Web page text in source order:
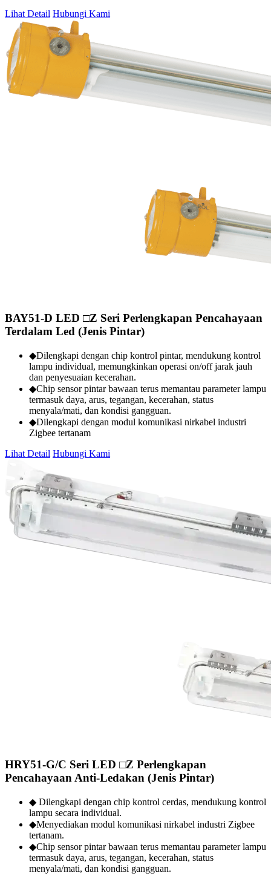
Lihat Detail Hubungi Kami
BAY51-D LED □Z Seri Perlengkapan Pencahayaan
Terdalam Led (Jenis Pintar)
◆Dilengkapi dengan chip kontrol pintar, mendukung kontrol
lampu individual, memungkinkan operasi on/off jarak jauh
dan penyesuaian kecerahan.
◆Chip sensor pintar bawaan terus memantau parameter lampu
termasuk daya, arus, tegangan, kecerahan, status
menyala/mati, dan kondisi gangguan.
◆Dilengkapi dengan modul komunikasi nirkabel industri
Zigbee tertanam
Lihat Detail Hubungi Kami
HRY51-G/C Seri LED □Z Perlengkapan
Pencahayaan Anti‑Ledakan (Jenis Pintar)
◆ Dilengkapi dengan chip kontrol cerdas, mendukung kontrol
lampu secara individual.
◆Menyediakan modul komunikasi nirkabel industri Zigbee
tertanam.
◆Chip sensor pintar bawaan terus memantau parameter lampu
termasuk daya, arus, tegangan, kecerahan, status
menyala/mati, dan kondisi gangguan.